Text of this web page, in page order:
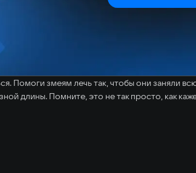
Помоги змеям лечь так, чтобы они заняли
длины. Помните, это не так просто, как